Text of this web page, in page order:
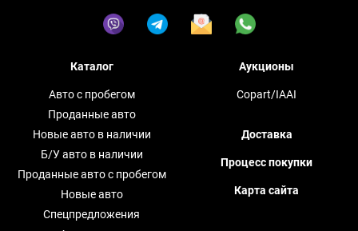
Каталог
Авто с пробегом
Проданные авто
Новые авто в наличии
Б/У авто в наличии
Проданные авто с пробегом
Новые авто
Спецпредложения
Аукционы
Copart/IAAI
Доставка
Процесс покупки
Карта сайта